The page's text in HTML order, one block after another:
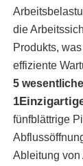
Kontakt
Alle Fälle
Referenzen
die
Produkts,
effiziente
5
fünfblättrige
Ableitung von